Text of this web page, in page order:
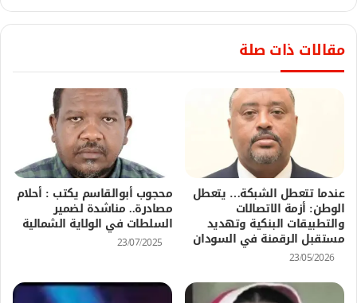
مقالات ذات صلة
عندما تتعطل الشبكة… يتعطل
الوطن: أزمة الاتصالات
والتطبيقات البنكية وتهديد
مستقبل الرقمنة في السودان
23/05/2026
محجوب أبوالقاسم يكتب : أحلام
مصادرة.. مناشدة لضمير
السلطات في الولاية الشمالية
23/07/2025